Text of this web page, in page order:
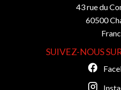
43 rue du
60500
SUIVEZ-NOUS